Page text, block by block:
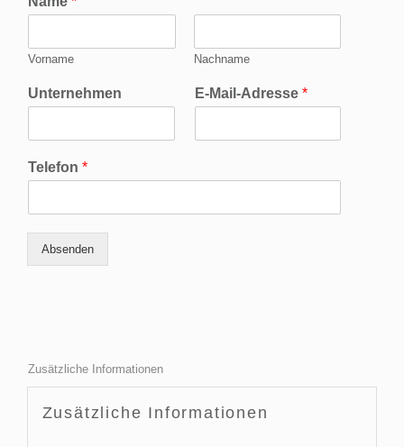
Vorname Nachname
Unternehmen E-Mail-Adresse *
Telefon *
Absenden
Zusätzliche Informationen
Zusätzliche Informationen